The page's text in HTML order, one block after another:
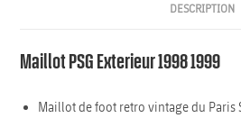
DESCRIPTION
Maillot PSG Exterieur 1998 1999
Maillot de foot retro vintage du Paris